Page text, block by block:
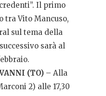
Il primo
tra Vito Mancuso,
sul tema della
sarà al
(TO) – Alla
2) alle 17,30